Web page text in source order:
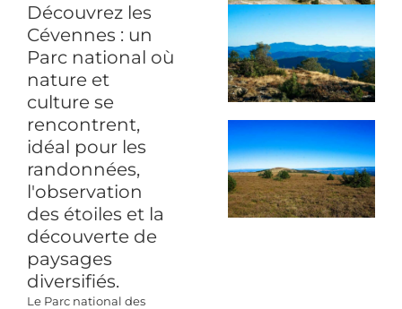
Découvrez les
Cévennes : un
Parc national où
nature et
culture se
rencontrent,
idéal pour les
randonnées,
l'observation
des étoiles et la
découverte de
paysages
diversifiés.
Le Parc national des